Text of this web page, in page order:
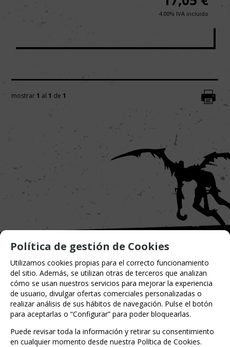
4.00% IVA incluido
mostrar 1 al 1 de 1
Entérate de lo último
Date de alta para estar al día de las
novedades a través de nuestro boletín
Política de gestión de Cookies
Utilizamos cookies propias para el correcto funcionamiento
del sitio. Además, se utilizan otras de terceros que analizan
cómo se usan nuestros servicios para mejorar la experiencia
de usuario, divulgar ofertas comerciales personalizadas o
realizar análisis de sus hábitos de navegación. Pulse el botón
para aceptarlas o “Configurar” para poder bloquearlas.
Puede revisar toda la información y retirar su consentimiento
en cualquier momento desde nuestra Política de Cookies.